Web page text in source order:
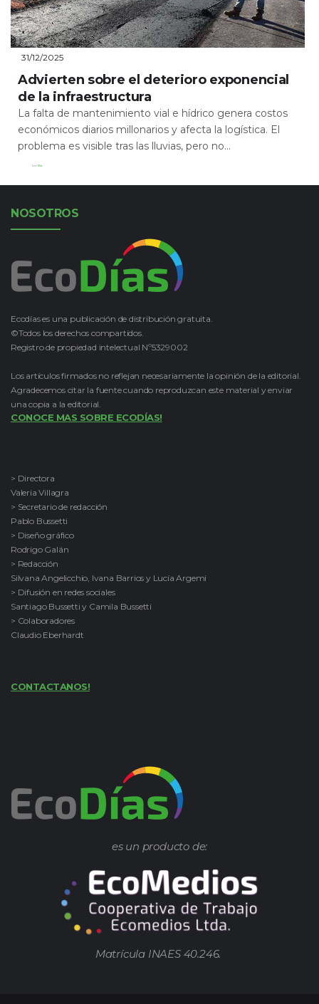
31/12/2025
Advierten sobre el deterioro exponencial
de la infraestructura
La falta de mantenimiento vial e hídrico genera costos
económicos diarios millonarios y afecta la logística. El
problema es visible tras las lluvias, pero no...
Leer Más
NOSOTROS
Ecodías es una publicación de distribución gratuita.
©Todos los derechos compartidos.
Registro de propiedad intelectual Nº5329002
Los artículos firmados no reflejan necesariamente la opinión de la editorial.
Agradecemos citar la fuente cuando reproduzcan este material y enviar
una copia a la editorial.
CONOCE MAS SOBRE ECODÍAS!
> Directora
Valeria Villagra
> Secretario de redacción
Pablo Bussetti
> Diseño gráfico
Rodrigo Galán
> Redacción
Silvana Angelicchio, Ivana Barrios y Lucía Argemi
> Difusión en redes sociales
Santiago Bussetti y Camila Bussetti
> Colaboradores
Claudio Eberhardt
CONTACTANOS!
es un producto de:
Matrícula INAES 40.246.